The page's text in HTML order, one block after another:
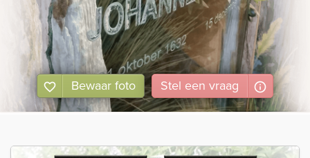
Bewaar foto Stel een vraag